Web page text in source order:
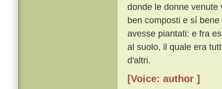
donde le donne venute
ben composti e sí
avesse piantati: e fra
al suolo, il quale era
d'altri.
[Voice: author ]